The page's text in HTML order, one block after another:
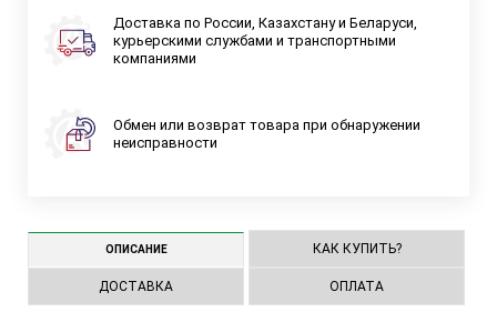
Доставка по России, Казахстану и Беларуси,
курьерскими службами и транспортными
компаниями
Обмен или возврат товара при обнаружении
неисправности
ОПИСАНИЕ КАК КУПИТЬ?
ДОСТАВКА ОПЛАТА